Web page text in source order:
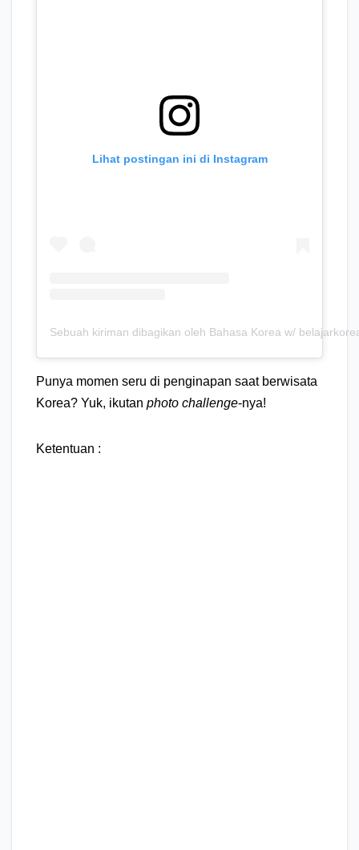
Lihat postingan ini di Instagram
Sebuah kiriman dibagikan oleh Bahasa Korea w/
Punya momen seru di penginapan saat berwisata
Korea? Yuk, ikutan photo challenge-nya!⁣
Ketentuan :⁣